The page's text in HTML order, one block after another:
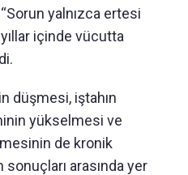
yalnızca ertesi
içinde vücutta
düşmesi, iştahın
yükselmesi ve
de kronik
arasında yer